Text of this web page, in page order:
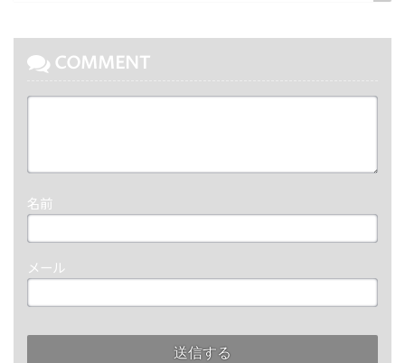
COMMENT
名前
メール